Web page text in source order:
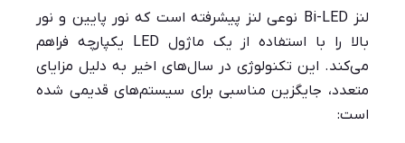
لنز Bi-LED نوعی لنز پیشرفته است که نور پایین و نور
بالا را با استفاده از یک ماژول LED یکپارچه فراهم
می‌کند. این تکنولوژی در سال‌های اخیر به دلیل مزایای
متعدد، جایگزین مناسبی برای سیستم‌های قدیمی شده
است: